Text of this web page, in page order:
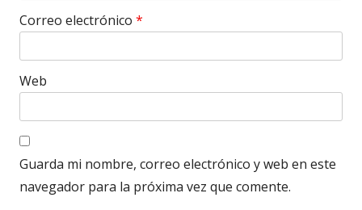
Correo electrónico *
Web
Guarda mi nombre, correo electrónico y web en este
navegador para la próxima vez que comente.